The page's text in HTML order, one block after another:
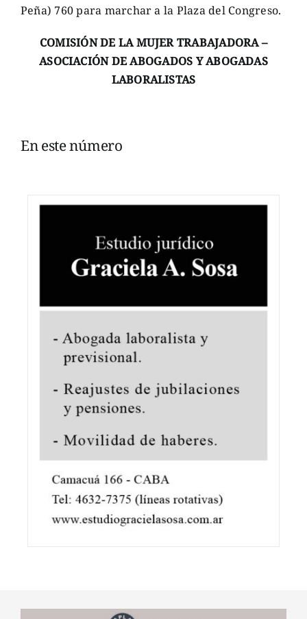
Peña) 760 para marchar a la Plaza del Congreso.
COMISIÓN DE LA MUJER TRABAJADORA –
ASOCIACIÓN DE ABOGADOS Y ABOGADAS
LABORALISTAS
En este número